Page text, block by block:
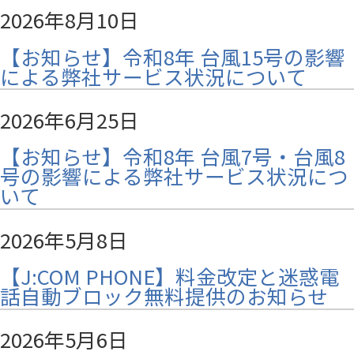
2026年8月10日
【お知らせ】令和8年 台風15号の影響
による弊社サービス状況について
2026年6月25日
【お知らせ】令和8年 台風7号・台風8
号の影響による弊社サービス状況につ
いて
2026年5月8日
【J:COM PHONE】料金改定と迷惑電
話自動ブロック無料提供のお知らせ
2026年5月6日